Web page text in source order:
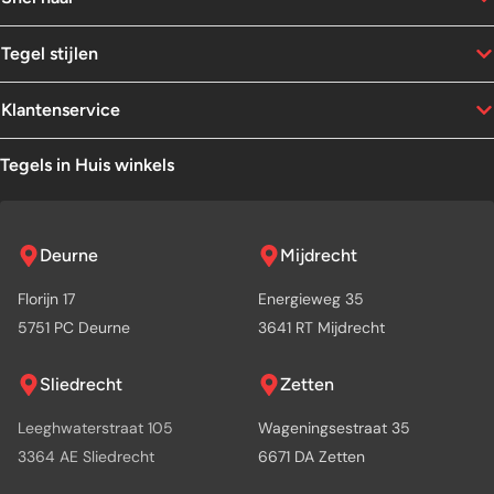
Tegel stijlen
Klantenservice
Tegels in Huis winkels
Deurne
Florijn 17
5751 PC Deurne
Mijdrecht
Energieweg 35
3641 RT Mijdrecht
Sliedrecht
Leeghwaterstraat 105
3364 AE Sliedrecht
Zetten
Wageningsestraat 35
6671 DA Zetten